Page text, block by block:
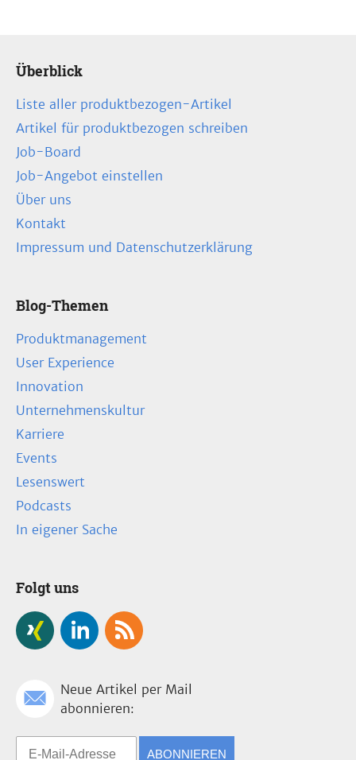
Überblick
Liste aller produktbezogen-Artikel
Artikel für produktbezogen schreiben
Job-Board
Job-Angebot einstellen
Über uns
Kontakt
Impressum und Datenschutzerklärung
Blog-Themen
Produktmanagement
User Experience
Innovation
Unternehmenskultur
Karriere
Events
Lesenswert
Podcasts
In eigener Sache
Folgt uns
Neue Artikel per Mail
abonnieren:
ABONNIEREN